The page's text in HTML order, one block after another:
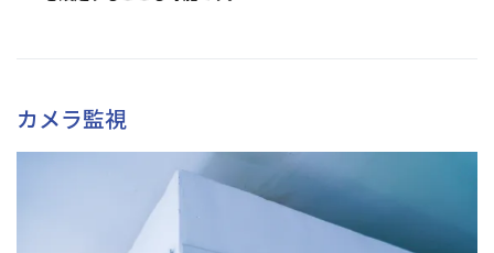
カメラ監視